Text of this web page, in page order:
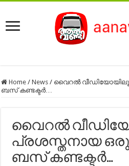
Home / News / വൈറൽ
ബസ് കണ്ടക്ടർ…
വൈറൽ
പ്രശസ്തനായ ഒരു
ബസ് കണ്ടക്ടർ…